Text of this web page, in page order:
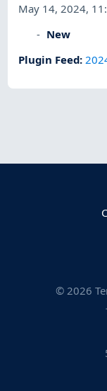
May 14, 2024,
New
Plugin Feed:
© 2026